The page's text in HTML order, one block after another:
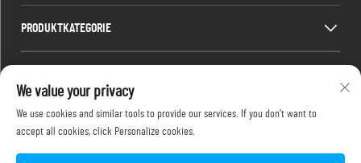
PRODUKTKATEGORIE
KONTAKTINFORMATIONEN
Office add : 2F, 486-2 Jinyuanxi 2nd Road, Jimei, Xiamen
We value your privacy
We use cookies and similar tools to provide our services. If you don't want to
accept all cookies, click Personalize cookies.